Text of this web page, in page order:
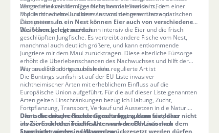
hängt daher von den Eigenschaften des Standorts, der
Populationsdichte und dem Zustand des gesamten aquatischen
Ökosystems ab.
Wasser ein kreisförmiges Nest, normalerweise in Form einer
Mulde mit einem Durchmesser von mehreren Dutzend
Zentimetern.In ein Nest können Eier auch von verschiedenen
Weibchen gelegt werden.
Das Männchen bewacht dann intensiv die Eier und die frisch
geschlüpften Jungfische. Es vertreibt andere Fische vom Nest,
manchmal auch deutlich größere, und kann entkommende
Jungtiere mit dem Maul zurücktragen. Diese elterliche Fürsorge
erhöht die Überlebenschancen des Nachwuchses und hilft der
Art, neue Standorte zu besiedeln.
Warum die Buntings sunfish eine regulierte Art ist
Die Buntings sunfish ist auf der EU-Liste invasiver
nichtheimischer Arten mit erheblichem Einfluss auf die
Europäische Union aufgeführt. Für die auf dieser Liste genannten
Arten gelten Einschränkungen bezüglich Haltung, Zucht,
Fortpflanzung, Transport, Verkauf und Aussetzen in die Natur.
Ohne die entsprechende Genehmigung kann sie daher nicht
als Zierfisch oder Teichfisch erworben oder zwischen
Standorten umgesiedelt werden.
Das tschechische Fischereigesetz legt zudem fest, dass
invasive nichtheimische Arten von der EU-Liste nach dem
Fang nicht wieder ins Wasser zurückgesetzt werden dürfen.